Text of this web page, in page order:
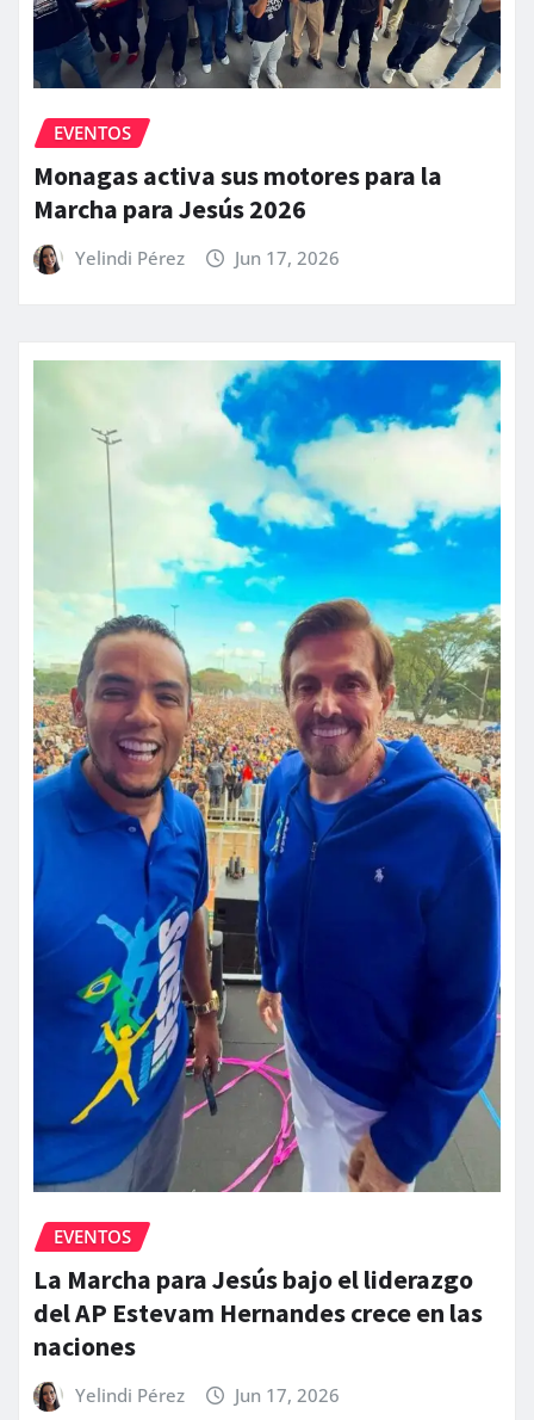
EVENTOS
Monagas activa sus motores para la
Marcha para Jesús 2026
Yelindi Pérez Jun 17, 2026
EVENTOS
La Marcha para Jesús bajo el liderazgo
del AP Estevam Hernandes crece en las
naciones
Yelindi Pérez Jun 17, 2026